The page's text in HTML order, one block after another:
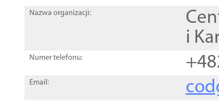
Nazwa organizacji:
i
Numer telefonu:
Email: